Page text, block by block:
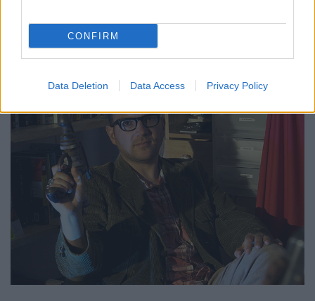
CONFIRM
Data Deletion Data Access Privacy Policy
kell hatni, mert az erősebb, mint az érvek. És amíg ez
így van, addig a Doctorow által felvázolt jövő nem is
annyira távoli...